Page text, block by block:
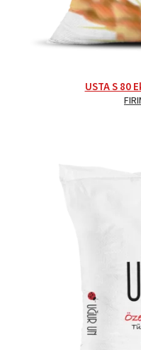
USTA S 80